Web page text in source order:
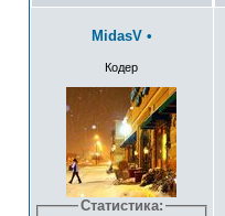
MidasV •
Кодер
Статистика: